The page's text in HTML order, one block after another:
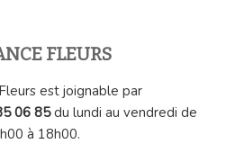
FLEURS
est joignable par
06 85du lundi au vendredi de
à 18h00.